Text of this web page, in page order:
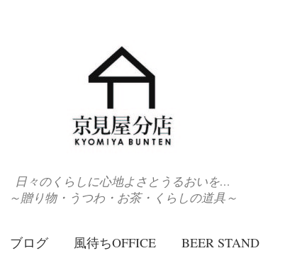
日々のくらしに心地よさとうるおいを…
～贈り物・うつわ・お茶・くらしの道具～
ブログ 風待ちOFFICE BEER STAND